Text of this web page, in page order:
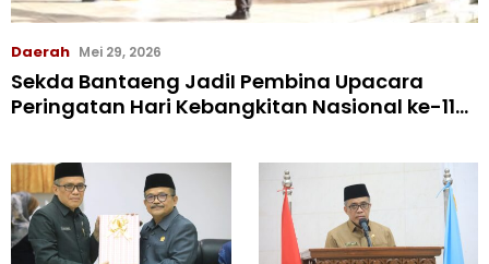
Daerah Mei 29, 2026
Sekda Bantaeng JadiI Pembina Upacara
Peringatan Hari Kebangkitan Nasional ke-118